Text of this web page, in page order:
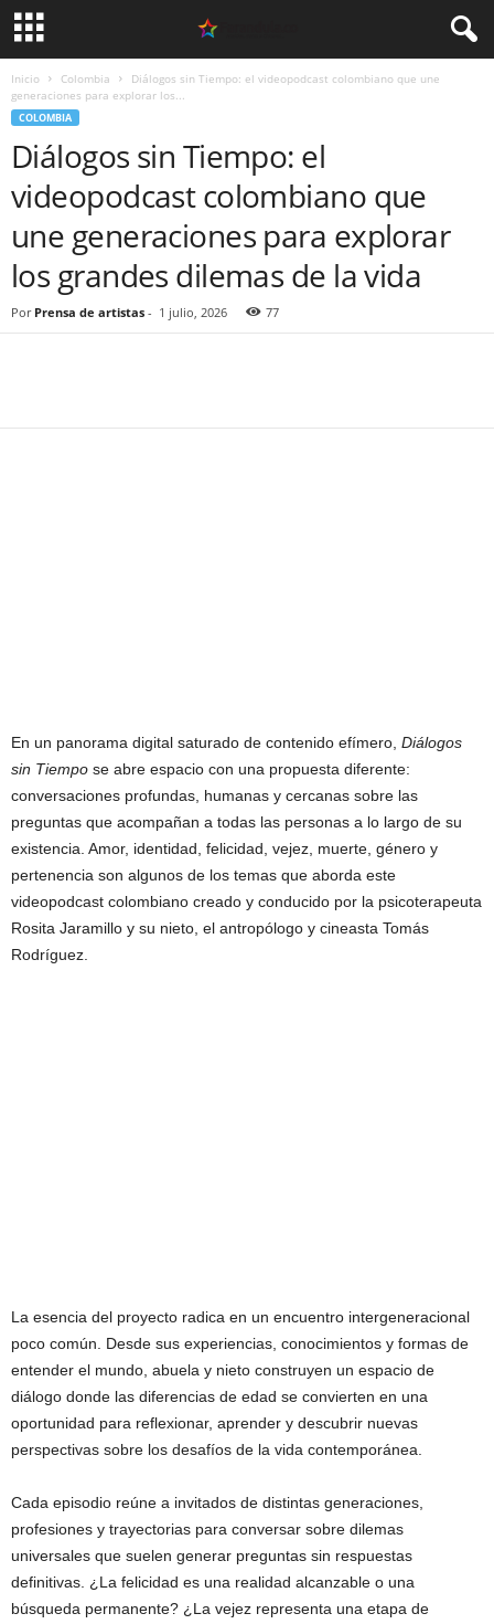
Inicio Colombia
Diálogos sin Tiempo: el videopodcast colombiano que une
generaciones para explorar los...
COLOMBIA
Diálogos sin Tiempo: el
videopodcast colombiano que
une generaciones para explorar
los grandes dilemas de la vida
Por Prensa de artistas - 1 julio, 2026 77
En un panorama digital saturado de contenido efímero, Diálogos
sin Tiempo se abre espacio con una propuesta diferente:
conversaciones profundas, humanas y cercanas sobre las
preguntas que acompañan a todas las personas a lo largo de su
existencia. Amor, identidad, felicidad, vejez, muerte, género y
pertenencia son algunos de los temas que aborda este
videopodcast colombiano creado y conducido por la psicoterapeuta
Rosita Jaramillo y su nieto, el antropólogo y cineasta Tomás
Rodríguez.
La esencia del proyecto radica en un encuentro intergeneracional
poco común. Desde sus experiencias, conocimientos y formas de
entender el mundo, abuela y nieto construyen un espacio de
diálogo donde las diferencias de edad se convierten en una
oportunidad para reflexionar, aprender y descubrir nuevas
perspectivas sobre los desafíos de la vida contemporánea.
Cada episodio reúne a invitados de distintas generaciones,
profesiones y trayectorias para conversar sobre dilemas
universales que suelen generar preguntas sin respuestas
definitivas. ¿La felicidad es una realidad alcanzable o una
búsqueda permanente? ¿La vejez representa una etapa de